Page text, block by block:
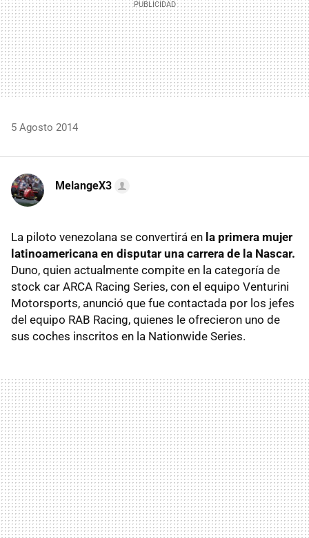
5 Agosto 2014
MelangeX3
La piloto venezolana se convertirá en la primera mujer
latinoamericana en disputar una carrera de la Nascar.
Duno, quien actualmente compite en la categoría de
stock car ARCA Racing Series, con el equipo Venturini
Motorsports, anunció que fue contactada por los jefes
del equipo RAB Racing, quienes le ofrecieron uno de
sus coches inscritos en la Nationwide Series.